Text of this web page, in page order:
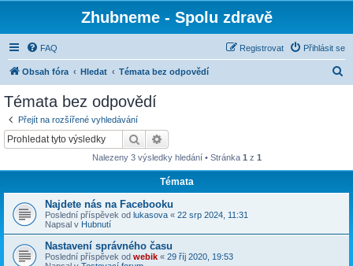
Zhubneme - Spolu zdravě
FAQ Přihlásit se
Registrovat
Obsah fóra Hledat Témata bez odpovědí
Témata bez odpovědí
Přejít na rozšířené vyhledávání
Hledat
Nalezeny 3 výsledky hledání • Stránka 1 z 1
Témata
Najdete nás na Facebooku
Poslední příspěvek od lukasova « 22 srp 2024, 11:31
Napsal v Hubnutí
Nastavení správného času
Poslední příspěvek od webik « 29 říj 2020, 19:53